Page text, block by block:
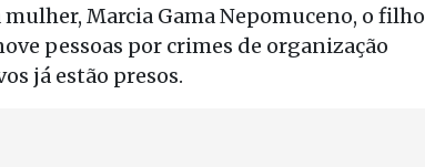
Marcia Gama Nepomuceno, o filho
pessoas por crimes de organização
já estão presos.